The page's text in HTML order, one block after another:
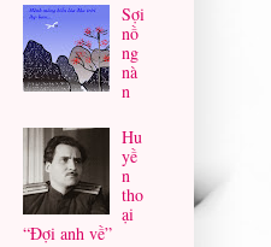
Sợi
nồ
ng
nà
n
Hu
yề
n
tho
ại
“Đợi anh về”